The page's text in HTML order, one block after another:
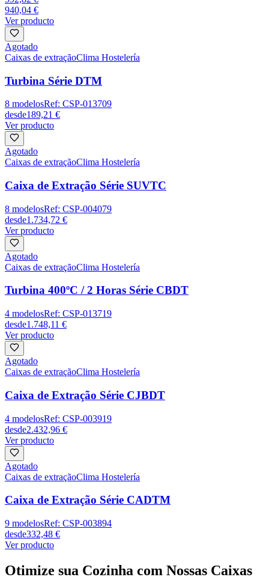
940,04 €
Ver producto
Agotado
Caixas de extraçãoClima Hostelería
Turbina Série DTM
8 modelosRef: CSP-013709
desde189,21 €
Ver producto
Agotado
Caixas de extraçãoClima Hostelería
Caixa de Extração Série SUVTC
8 modelosRef: CSP-004079
desde1.734,72 €
Ver producto
Agotado
Caixas de extraçãoClima Hostelería
Turbina 400ºC / 2 Horas Série CBDT
4 modelosRef: CSP-013719
desde1.748,11 €
Ver producto
Agotado
Caixas de extraçãoClima Hostelería
Caixa de Extração Série CJBDT
4 modelosRef: CSP-003919
desde2.432,96 €
Ver producto
Agotado
Caixas de extraçãoClima Hostelería
Caixa de Extração Série CADTM
9 modelosRef: CSP-003894
desde332,48 €
Ver producto
Otimize sua Cozinha com Nossas Caixas